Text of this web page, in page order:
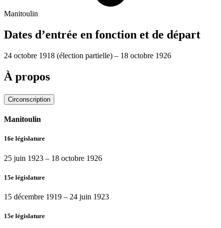
Manitoulin
Dates d’entrée en fonction et de départ
24 octobre 1918 (élection partielle) – 18 octobre 1926
À propos
Circonscription
Manitoulin
16e législature
25 juin 1923 – 18 octobre 1926
15e législature
15 décembre 1919 – 24 juin 1923
15e législature